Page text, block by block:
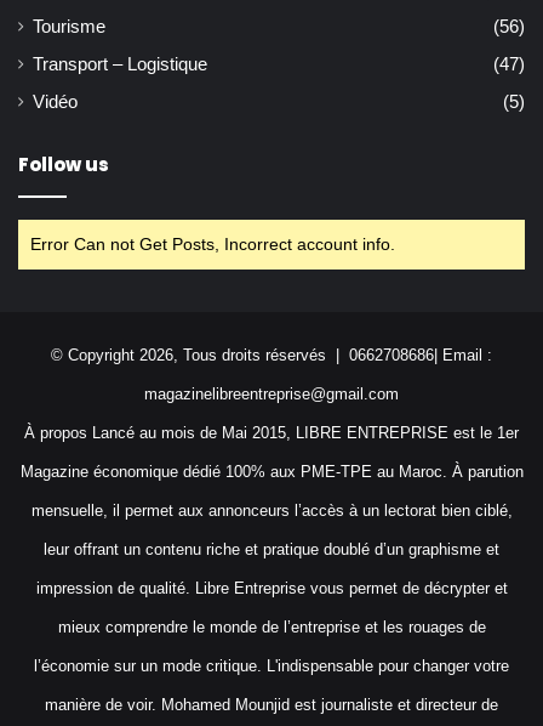
Tourisme
(56)
Transport – Logistique
(47)
Vidéo
(5)
Follow us
Error Can not Get Posts, Incorrect account info.
© Copyright 2026, Tous droits réservés | 0662708686| Email :
magazinelibreentreprise@gmail.com
À propos Lancé au mois de Mai 2015, LIBRE ENTREPRISE est le 1er
Magazine économique dédié 100% aux PME-TPE au Maroc. À parution
mensuelle, il permet aux annonceurs l’accès à un lectorat bien ciblé,
leur offrant un contenu riche et pratique doublé d’un graphisme et
impression de qualité. Libre Entreprise vous permet de décrypter et
mieux comprendre le monde de l’entreprise et les rouages de
l’économie sur un mode critique. L'indispensable pour changer votre
manière de voir. Mohamed Mounjid est journaliste et directeur de